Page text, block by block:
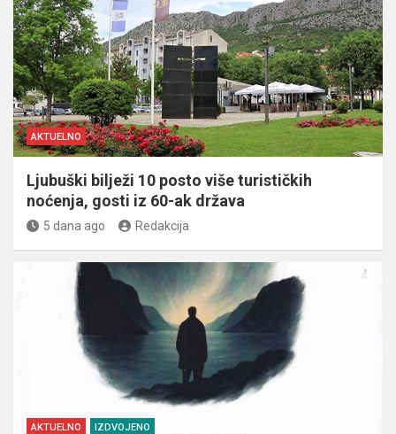
AKTUELNO
Ljubuški bilježi 10 posto više turističkih
noćenja, gosti iz 60-ak država
5 dana ago Redakcija
AKTUELNO IZDVOJENO